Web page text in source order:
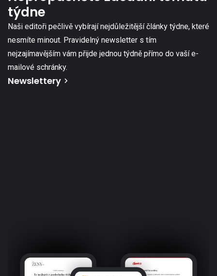
týdne
Naši editoři pečlivě vybírají nejdůležitější články týdne, které
nesmíte minout. Pravidelný newsletter s tím
nejzajímavějším vám přijde jednou týdně přímo do vaší e-
mailové schránky.
Newslettery